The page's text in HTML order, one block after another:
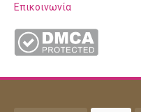
Επικοινωνία